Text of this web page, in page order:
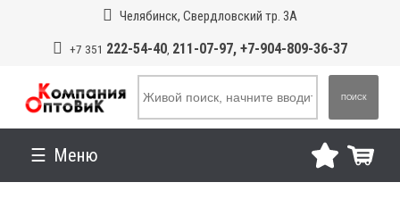
Челябинск, Свердловский тр. 3А
+7 351 222-54-40, 211-07-97, +7-904-809-36-37
ПОИСК
Меню